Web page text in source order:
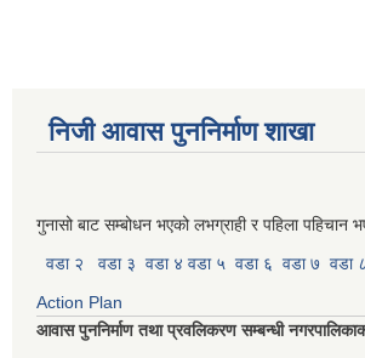
निजी आवास पुननिर्माण शाखा
गुनासो बाट सम्बोधन भएको लभग्राही र पहिला पहिचान
वडा २
वडा ३ वडा ४ वडा ५ वडा ६ वडा ७ वडा ८
Action Plan
आवास पुननिर्माण तथा प्रवलिकरण सम्बन्धी